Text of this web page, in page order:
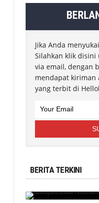
Jika Anda
Silahkan klik
via email, dengan
mendapat kiriman
yang terbit di
BERITA TERKINI